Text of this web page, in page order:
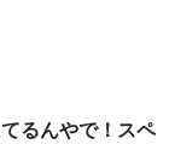
るんやで！スペ